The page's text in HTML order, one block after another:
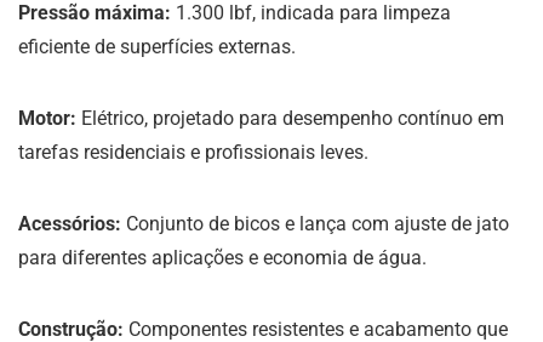
Pressão máxima: 1.300 lbf, indicada para limpeza
eficiente de superfícies externas.
Motor: Elétrico, projetado para desempenho contínuo em
tarefas residenciais e profissionais leves.
Acessórios: Conjunto de bicos e lança com ajuste de jato
para diferentes aplicações e economia de água.
Construção: Componentes resistentes e acabamento que